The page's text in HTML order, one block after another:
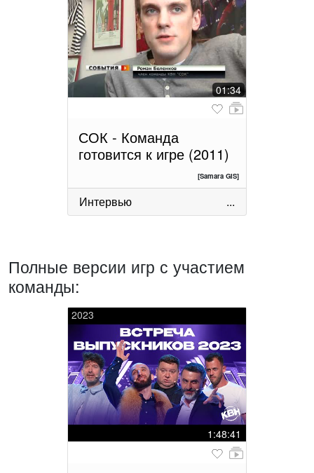
01:34
СОК - Команда
готовится к игре (2011)
[Samara GIS]
Интервью ...
Полные версии игр с участием
команды:
2023
1:48:41